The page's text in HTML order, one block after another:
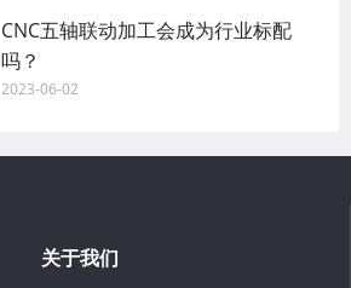
CNC五轴联动加工会成为行业标配
吗？
2023-06-02
关于我们